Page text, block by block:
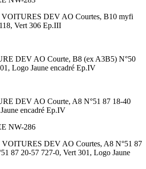
VOITURES DEV AO Courtes, B10 myfi
Vert 306 Ep.III
DEV AO Courte, B8 (ex A3B5) N°50
Logo Jaune encadré Ep.IV
DEV AO Courte, A8 N°51 87 18-40
encadré Ep.IV
DEV AO Courtes, A8 N°51 87
87 20-57 727-0, Vert 301, Logo Jaune